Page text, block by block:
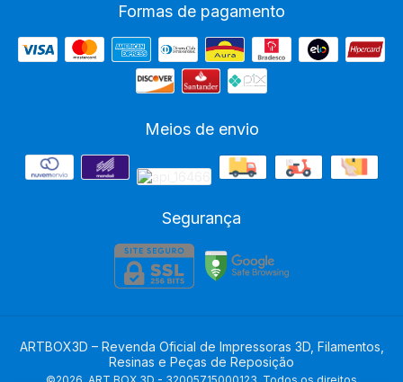
Formas de pagamento
Meios de envio
Segurança
ARTBOX3D – Revenda Oficial de Impressoras 3D, Filamentos,
Resinas e Peças de Reposição